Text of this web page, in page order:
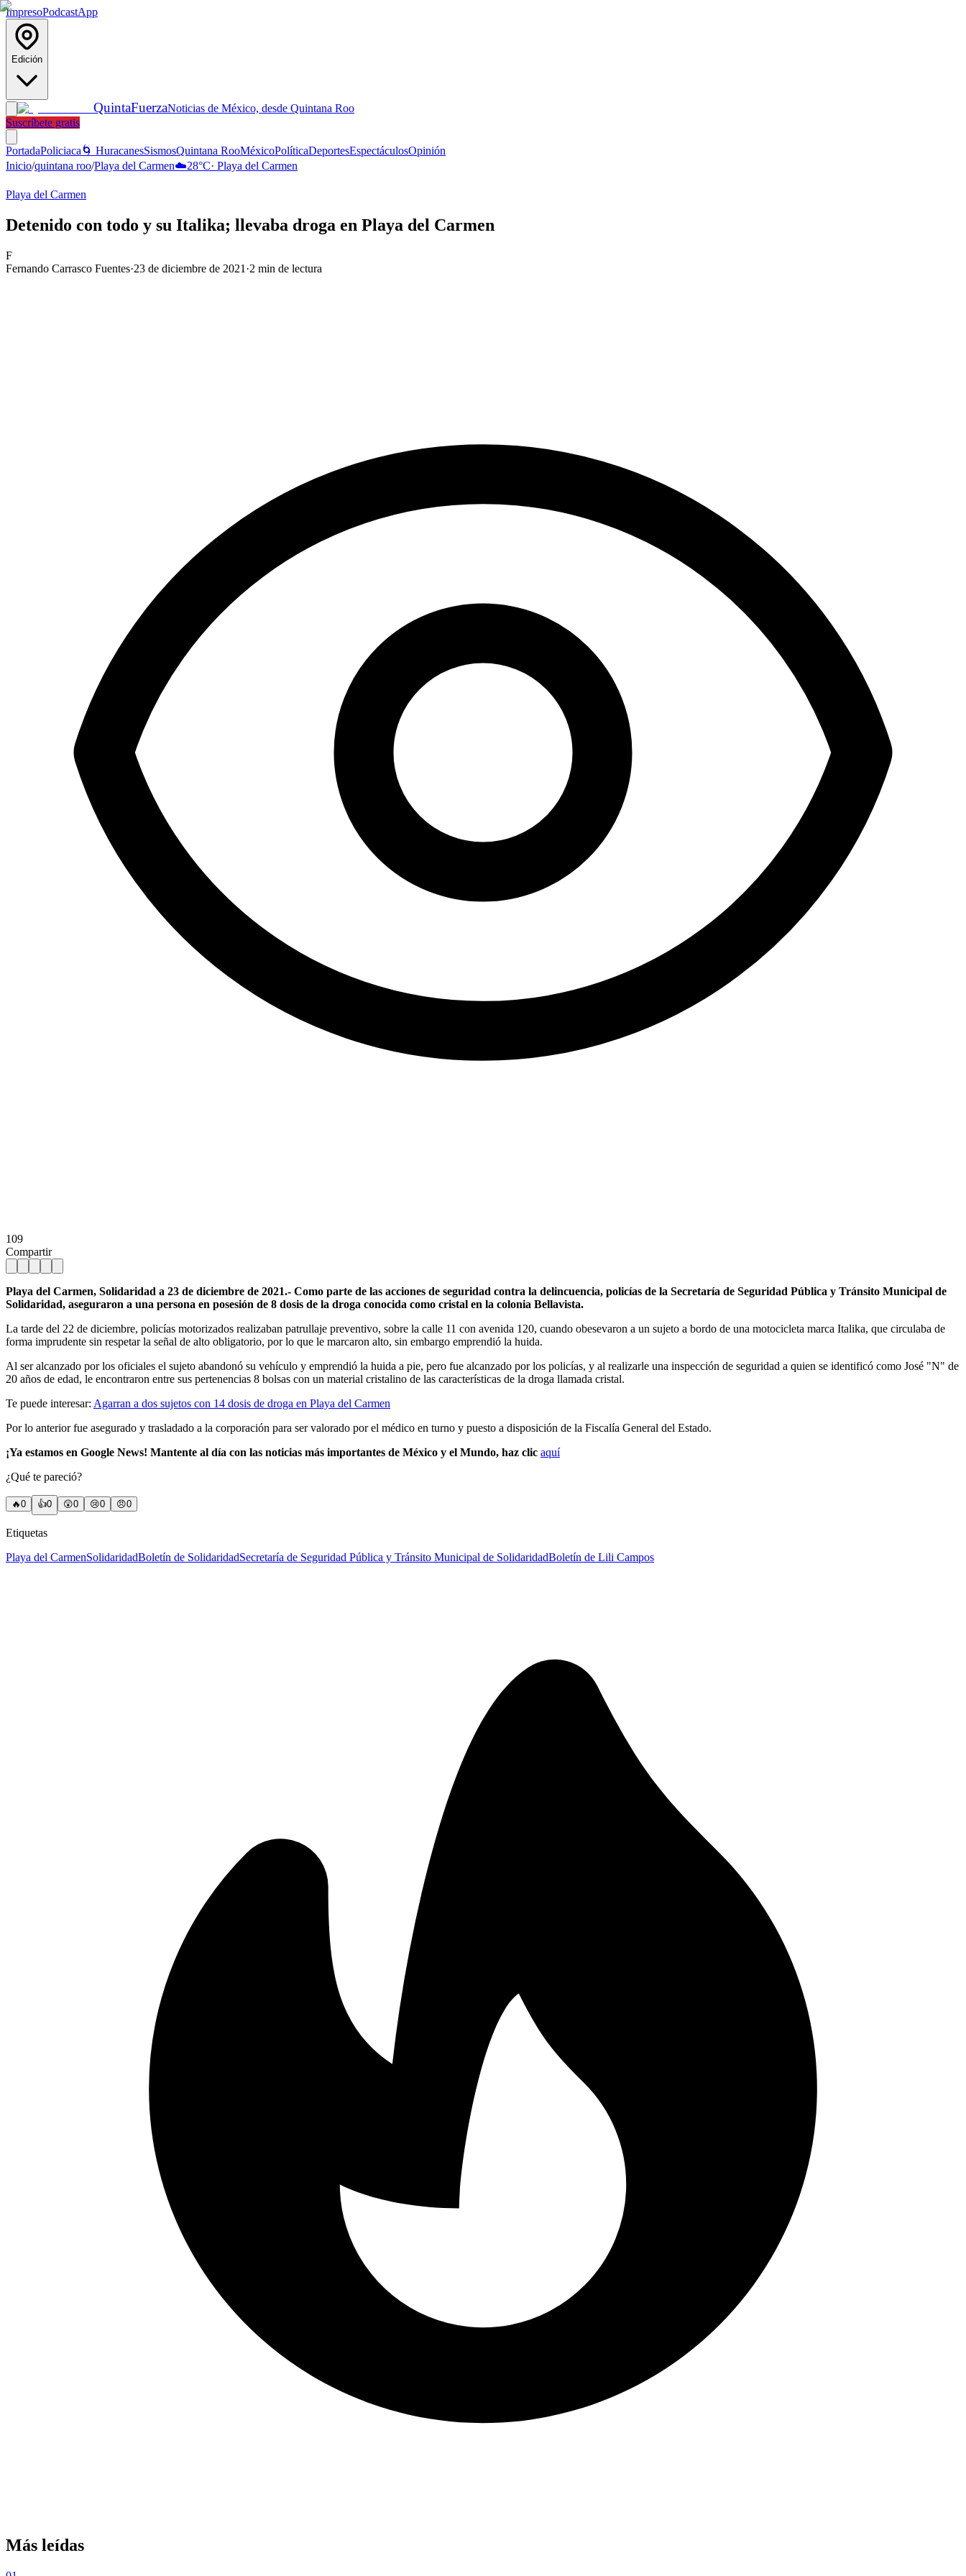
ImpresoPodcastApp
Edición
QuintaFuerzaNoticias de México, desde Quintana Roo
Suscríbete gratis
PortadaPoliciaca 🌀 HuracanesSismosQuintana RooMéxicoPolíticaDeportesEspectáculosOpinión
Inicio/quintana roo/Playa del Carmen☁️28°C· Playa del Carmen
Playa del Carmen
Detenido con todo y su Italika; llevaba droga en Playa del Carmen
F
Fernando Carrasco Fuentes·23 de diciembre de 2021 ·2 min de lectura
109
Compartir
Playa del Carmen, Solidaridad a 23 de diciembre de 2021.- Como parte de las acciones de seguridad contra la delincuencia, policías de la Secretaría de Seguridad Pública y Tránsito Municipal de
Solidaridad, aseguraron a una persona en posesión de 8 dosis de la droga conocida como cristal en la colonia Bellavista.
La tarde del 22 de diciembre, policías motorizados realizaban patrullaje preventivo, sobre la calle 11 con avenida 120, cuando obesevaron a un sujeto a bordo de una motocicleta marca Italika, que circulaba de
forma imprudente sin respetar la señal de alto obligatorio, por lo que le marcaron alto, sin embargo emprendió la huida.
Al ser alcanzado por los oficiales el sujeto abandonó su vehículo y emprendió la huida a pie, pero fue alcanzado por los policías, y al realizarle una inspección de seguridad a quien se identificó como José "N" de
20 años de edad, le encontraron entre sus pertenencias 8 bolsas con un material cristalino de las características de la droga llamada cristal.
Te puede interesar: Agarran a dos sujetos con 14 dosis de droga en Playa del Carmen
Por lo anterior fue asegurado y trasladado a la corporación para ser valorado por el médico en turno y puesto a disposición de la Fiscalía General del Estado.
¡Ya estamos en Google News! Mantente al día con las noticias más importantes de México y el Mundo, haz clic aquí
¿Qué te pareció?
🔥0 👍0 😲0 😢0 😠0
Etiquetas
Playa del CarmenSolidaridadBoletín de SolidaridadSecretaría de Seguridad Pública y Tránsito Municipal de SolidaridadBoletín de Lili Campos
Más leídas